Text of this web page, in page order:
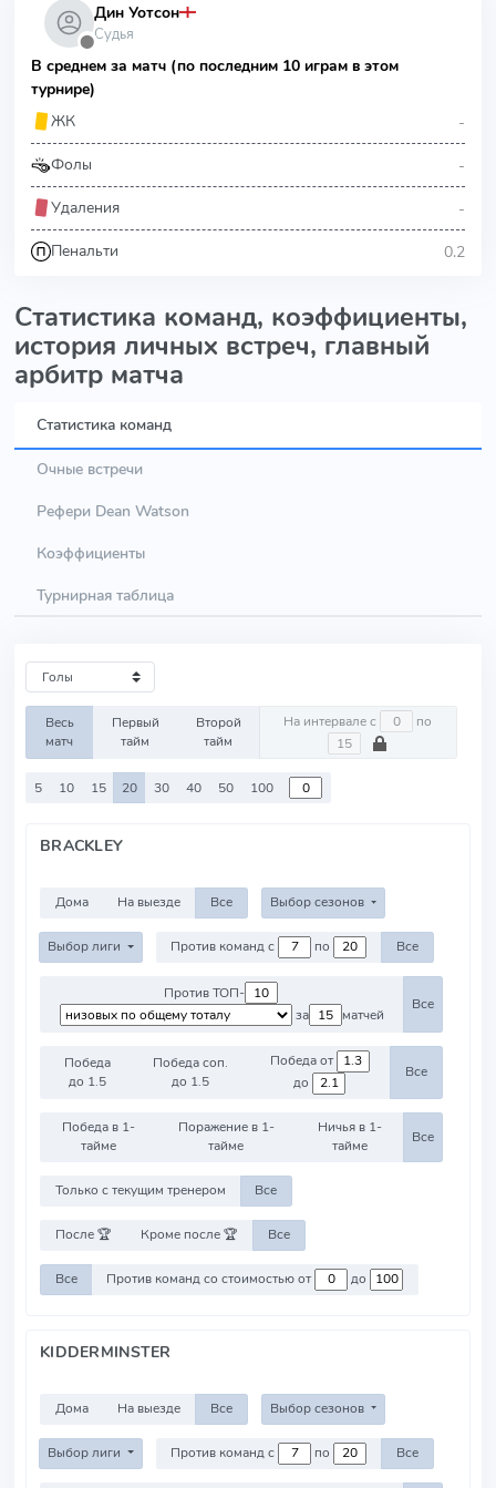
⬤
Дин Уотсон
Судья
В среднем за матч (по последним 10 играм в этом
турнире)
ЖК
-
Фолы -
Удаления -
Пенальти 0.2
Статистика команд, коэффициенты,
история личных встреч, главный
арбитр матча
Статистика команд
Очные встречи
Рефери Dean Watson
Коэффициенты
Турнирная таблица
Весь
матч
Первый
тайм
Второй
тайм
На интервале с по
5 10 15 20 30 40 50 100
BRACKLEY
Дома На выезде Все Выбор сезонов
Выбор лиги Против команд с по Все
Против ТОП-
за
матчей
Все
Победа
до 1.5
Победа соп.
до 1.5
Победа от
до
Все
Победа в 1-
тайме
Поражение в 1-
тайме
Ничья в 1-
тайме
Все
Только с текущим тренером Все
После 🏆 Кроме после 🏆 Все
Все Против команд со стоимостью от до
KIDDERMINSTER
Дома На выезде Все Выбор сезонов
Выбор лиги Против команд с по Все